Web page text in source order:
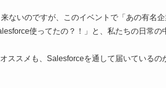
ないのですが、このイベントで「あの有名
使ってたの？！」と、私たちの日常の
ススメも、Salesforceを通して届いているの